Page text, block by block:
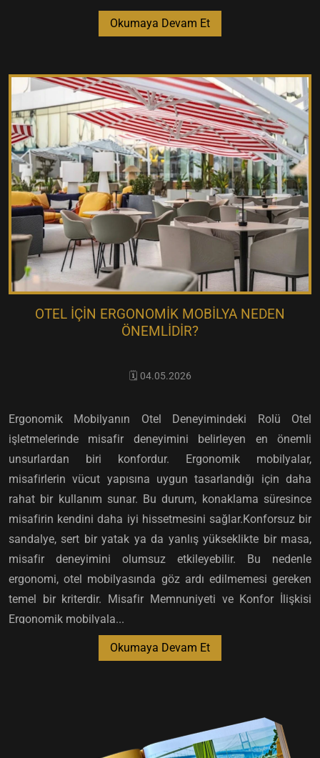
Okumaya Devam Et
OTEL İÇIN ERGONOMIK MOBILYA NEDEN
ÖNEMLIDIR?
🗓️ 04.05.2026
Ergonomik Mobilyanın Otel Deneyimindeki Rolü Otel
işletmelerinde misafir deneyimini belirleyen en önemli
unsurlardan biri konfordur. Ergonomik mobilyalar,
misafirlerin vücut yapısına uygun tasarlandığı için daha
rahat bir kullanım sunar. Bu durum, konaklama süresince
misafirin kendini daha iyi hissetmesini sağlar.Konforsuz bir
sandalye, sert bir yatak ya da yanlış yükseklikte bir masa,
misafir deneyimini olumsuz etkileyebilir. Bu nedenle
ergonomi, otel mobilyasında göz ardı edilmemesi gereken
temel bir kriterdir. Misafir Memnuniyeti ve Konfor İlişkisi
Ergonomik mobilyala...
Okumaya Devam Et